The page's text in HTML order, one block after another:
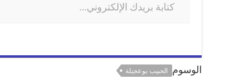
الوسوم الحبيب بوعجيلة